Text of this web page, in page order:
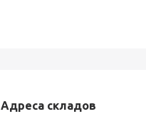
Адреса складов